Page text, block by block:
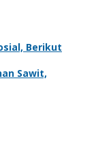
Berikut
Sawit,